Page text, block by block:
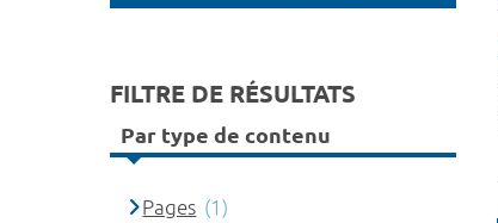
FILTRE DE RÉSULTATS
Par type de contenu
Pages (1)